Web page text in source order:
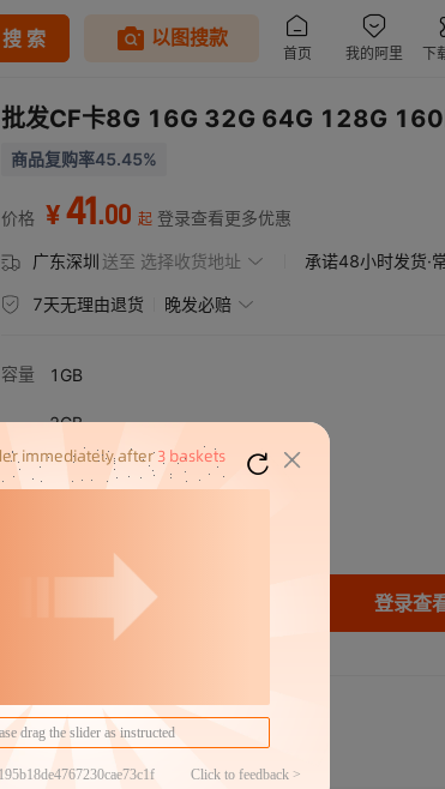
批发CF卡8G 16G 32G 64G 128G
商品复购率45.45%
价格 ¥41.00 起 登录查看更多优惠
广东深圳 送至 选择收货地址 承诺48小时发货·
7天无理由退货 晚发必赔
容量 1GB
2GB
32GB
128GB
登录查
分销代发
41